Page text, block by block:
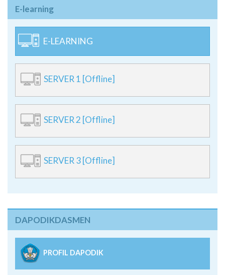
E-learning
E-LEARNING
SERVER 1 [Offline]
SERVER 2 [Offline]
SERVER 3 [Offline]
DAPODIKDASMEN
PROFIL DAPODIK